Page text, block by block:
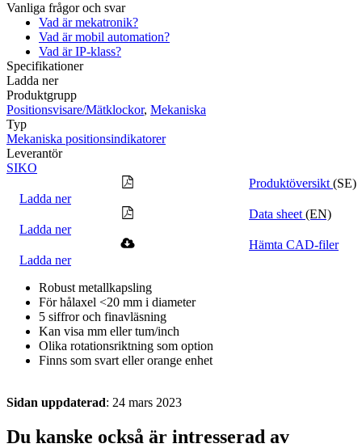
Vanliga frågor och svar
Vad är mekatronik?
Vad är mobil automation?
Vad är IP-klass?
Specifikationer
Ladda ner
Produktgrupp
Positionsvisare/Mätklockor, Mekaniska
Typ
Mekaniska positionsindikatorer
Leverantör
SIKO
Produktöversikt (SE)
Ladda ner
Data sheet (EN)
Ladda ner
Hämta CAD-filer
Ladda ner
Robust metallkapsling
För hålaxel <20 mm i diameter
5 siffror och finavläsning
Kan visa mm eller tum/inch
Olika rotationsriktning som option
Finns som svart eller orange enhet
Sidan uppdaterad: 24 mars 2023
Du kanske också är intresserad av